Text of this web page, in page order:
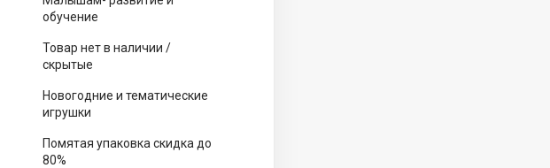
обучение
Товар нет в наличии /
скрытые
Новогодние и тематические
игрушки
Помятая упаковка скидка до
80%